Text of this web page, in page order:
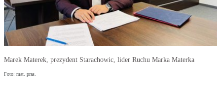
Marek Materek, prezydent Starachowic, lider Ruchu Marka Materka
Foto: mat. pras.